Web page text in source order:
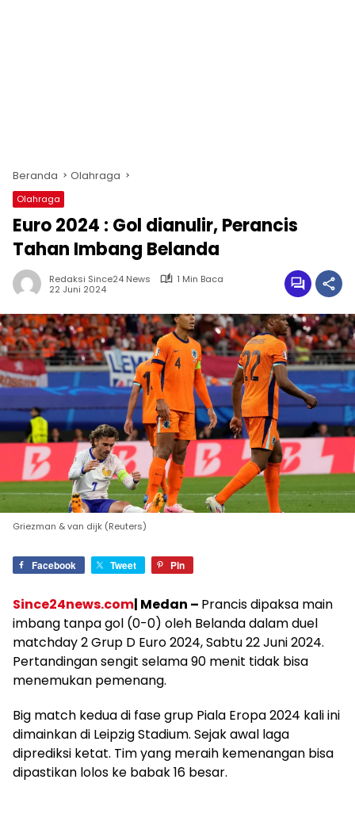
Beranda Olahraga
Olahraga
Euro 2024 : Gol dianulir, Perancis
Tahan Imbang Belanda
Redaksi Since24 News
1 Min Baca
22 Juni 2024
Griezman & van dijk (Reuters)
Facebook Tweet Pin
Since24news.com| Medan – Prancis dipaksa main
imbang tanpa gol (0-0) oleh Belanda dalam duel
matchday 2 Grup D Euro 2024, Sabtu 22 Juni 2024.
Pertandingan sengit selama 90 menit tidak bisa
menemukan pemenang.
Big match kedua di fase grup Piala Eropa 2024 kali ini
dimainkan di Leipzig Stadium. Sejak awal laga
diprediksi ketat. Tim yang meraih kemenangan bisa
dipastikan lolos ke babak 16 besar.